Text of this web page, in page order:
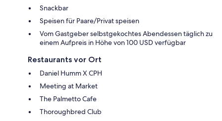
Snackbar
Speisen für Paare/Privat speisen
Vom Gastgeber selbstgekochtes Abendessen täglich zu
einem Aufpreis in Höhe von 100 USD verfügbar
Restaurants vor Ort
Daniel Humm X CPH
Meeting at Market
The Palmetto Cafe
Thoroughbred Club